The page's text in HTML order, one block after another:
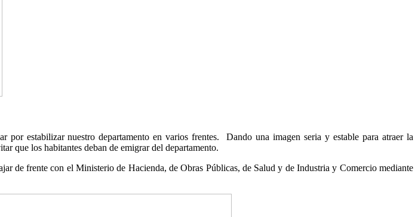
estabilizar nuestro departamento en varios frentes. Dando una imagen seria y estable para atraer la
que los habitantes deban de emigrar del departamento.
de frente con el Ministerio de Hacienda, de Obras Públicas, de Salud y de Industria y Comercio mediante